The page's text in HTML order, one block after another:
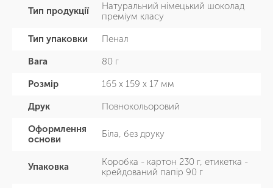
Тип продукції
Натуральний німецький шоколад
преміум класу
Тип упаковки Пенал
Вага 80 г
Розмір 165 х 159 х 17 мм
Друк Повнокольоровий
Оформлення
основи
Біла, без друку
Упаковка
Коробка - картон 230 г, етикетка -
крейдований папір 90 г